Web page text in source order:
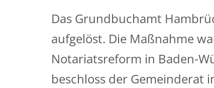
Das Grundbuchamt
aufgelöst. Die Maßnahme
Notariatsreform in Baden-
beschloss der Gemeinderat